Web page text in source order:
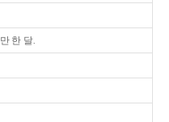
만 한 달.